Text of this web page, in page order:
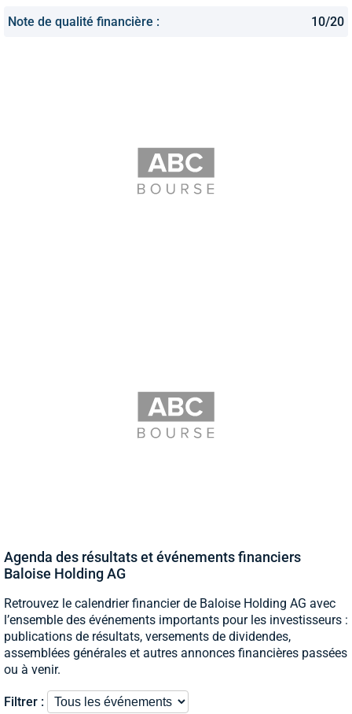
Note de qualité financière : 10/20
Agenda des résultats et événements financiers
Baloise Holding AG
Retrouvez le calendrier financier de Baloise Holding AG avec
l’ensemble des événements importants pour les investisseurs :
publications de résultats, versements de dividendes,
assemblées générales et autres annonces financières passées
ou à venir.
Filtrer :